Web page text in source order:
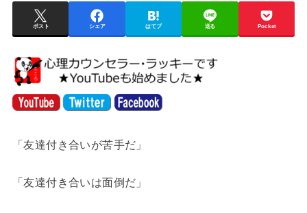
ポスト シェア はてブ 送る Pocket
「友達付き合いが苦手だ」
「友達付き合いは面倒だ」